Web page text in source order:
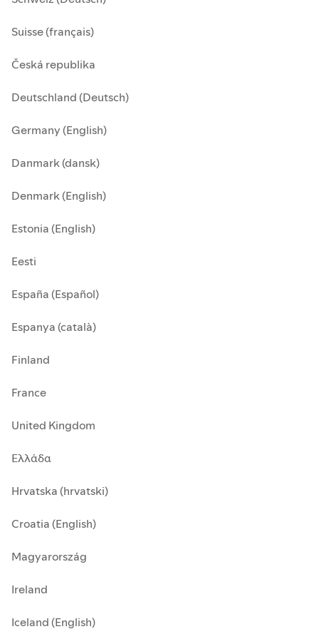
Suisse (français)
Česká republika
Deutschland (Deutsch)
Germany (English)
Danmark (dansk)
Denmark (English)
Estonia (English)
Eesti
España (Español)
Espanya (català)
Finland
France
United Kingdom
Ελλάδα
Hrvatska (hrvatski)
Croatia (English)
Magyarország
Ireland
Iceland (English)